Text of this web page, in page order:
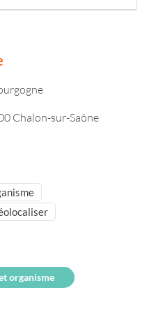
Chalon-sur-Saône
organisme